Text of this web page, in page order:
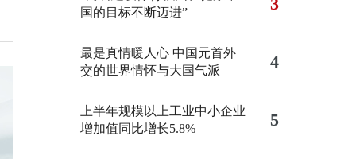
国的目标不断迈进”
最是真情暖人心 中国元首外
交的世界情怀与大国气派
4
上半年规模以上工业中小企业
增加值同比增长5.8%
5